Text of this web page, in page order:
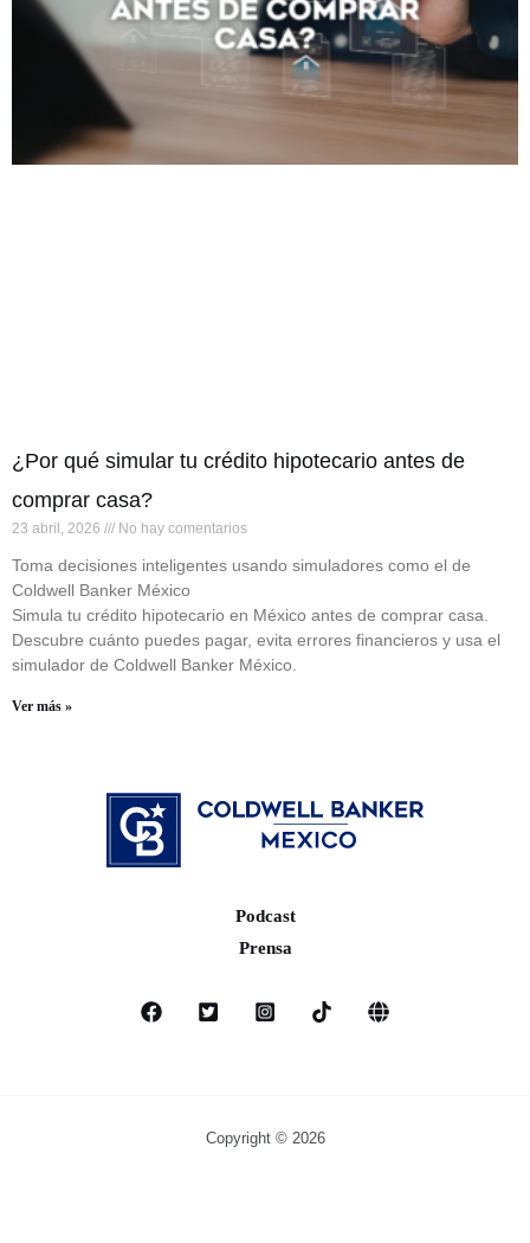
¿Por qué simular tu crédito hipotecario antes de
comprar casa?
23 abril, 2026 No hay comentarios
Toma decisiones inteligentes usando simuladores como el de
Coldwell Banker México
Simula tu crédito hipotecario en México antes de comprar casa.
Descubre cuánto puedes pagar, evita errores financieros y usa el
simulador de Coldwell Banker México.
Ver más »
Podcast
Prensa
Copyright © 2026